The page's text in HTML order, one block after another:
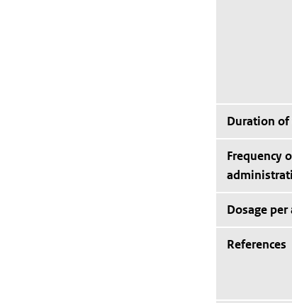
Duration
Frequency
Dosage
References